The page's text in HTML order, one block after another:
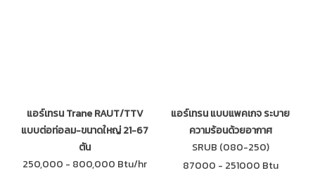
แอร์เทรน Trane RAUT/TTV
แบบต่อท่อลม-ขนาดใหญ่ 21-67
ตัน
250,000 - 800,000 Btu/hr
แอร์เทรน แบบแพคเกจ ระบาย
ความร้อนด้วยอากาศ
SRUB (080-250)
87000 - 251000 Btu